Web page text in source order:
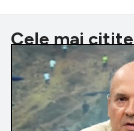
Cele mai citite